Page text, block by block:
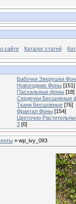
сайте Каталог статей
Бабочки Зверушки
Новогодние Фоны [151]
Пасхальные фоны [18]
Сердечки Бесшовные
Ткани Бесшовные [76]
Фрактал Фоны [154]
Цветочно
3 [0]
» wp_ivy_093